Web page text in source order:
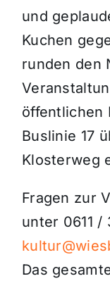
und
Kuchen
runden den
öffentlichen
Buslinie 17
Klosterweg
Fragen zur
unter 0611 /
Das